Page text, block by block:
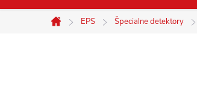
Domov
EPS Špecialne detektory